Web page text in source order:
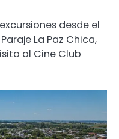
desde el
La Paz Chica,
al Cine Club